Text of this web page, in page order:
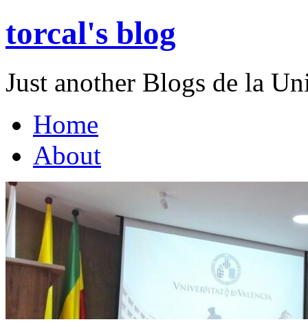
torcal's blog
Just another Blogs de la
Home
About